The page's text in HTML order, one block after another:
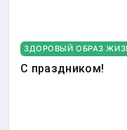
ЗДОРОВЫЙ ОБРАЗ
С праздником!